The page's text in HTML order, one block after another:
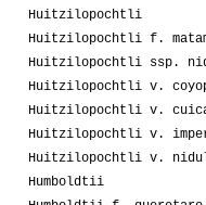
Huitzilopochtli
Huitzilopochtli f.
Huitzilopochtli ssp.
Huitzilopochtli v.
Huitzilopochtli v.
Huitzilopochtli v.
Huitzilopochtli v.
Humboldtii